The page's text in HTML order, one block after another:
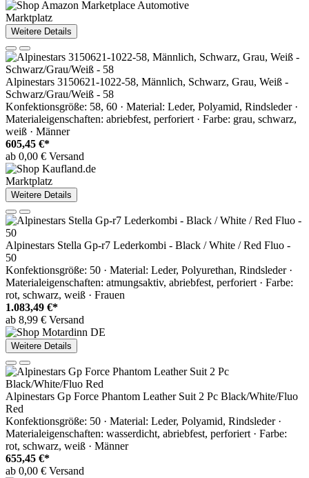
Marktplatz
Weitere Details
Alpinestars 3150621-1022-58, Männlich, Schwarz, Grau, Weiß -
Schwarz/Grau/Weiß - 58
Konfektionsgröße: 58, 60 · Material: Leder, Polyamid, Rindsleder ·
Materialeigenschaften: abriebfest, perforiert · Farbe: grau, schwarz,
weiß · Männer
605,45 €*
ab 0,00 € Versand
Marktplatz
Weitere Details
Alpinestars Stella Gp-r7 Lederkombi - Black / White / Red Fluo -
50
Konfektionsgröße: 50 · Material: Leder, Polyurethan, Rindsleder ·
Materialeigenschaften: atmungsaktiv, abriebfest, perforiert · Farbe:
rot, schwarz, weiß · Frauen
1.083,49 €*
ab 8,99 € Versand
Weitere Details
Alpinestars Gp Force Phantom Leather Suit 2 Pc Black/White/Fluo
Red
Konfektionsgröße: 50 · Material: Leder, Polyamid, Rindsleder ·
Materialeigenschaften: wasserdicht, abriebfest, perforiert · Farbe:
rot, schwarz, weiß · Männer
655,45 €*
ab 0,00 € Versand